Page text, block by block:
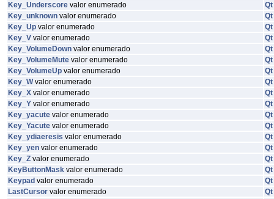
Key_Underscore valor enumerado
Qt
Key_unknown valor enumerado
Qt
Key_Up valor enumerado
Qt
Key_V valor enumerado
Qt
Key_VolumeDown valor enumerado
Qt
Key_VolumeMute valor enumerado
Qt
Key_VolumeUp valor enumerado
Qt
Key_Wvalor enumerado
Qt
Key_X valor enumerado
Qt
Key_Y valor enumerado
Qt
Key_yacute valor enumerado
Qt
Key_Yacute valor enumerado
Qt
Key_ydiaeresis valor enumerado
Qt
Key_yen valor enumerado
Qt
Key_Z valor enumerado
Qt
KeyButtonMask valor enumerado
Qt
Keypad valor enumerado
Qt
LastCursor valor enumerado
Qt